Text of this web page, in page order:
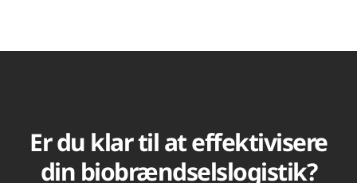
Er du klar til at effektivisere
din biobrændselslogistik?